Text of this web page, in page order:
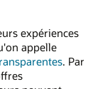
expériences
appelle
. Par